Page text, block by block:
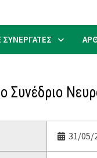
ΣΥΝΕΡΓΑΤΕΣ
Συνέδριο
31/05/